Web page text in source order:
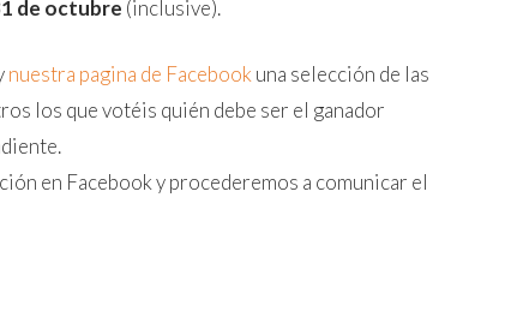
de octubre (inclusive).
nuestra pagina de Facebook una selección de las
los que votéis quién debe ser el ganador
en Facebook y procederemos a comunicar el